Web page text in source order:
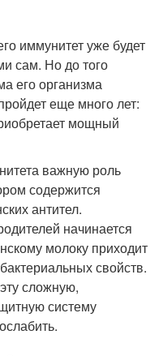
иммунитет уже будет
сам. Но до того
его организма
еще много лет:
мощный
важную роль
содержится
антител.
начинается
молоку приходит
свойств.
сложную,
систему